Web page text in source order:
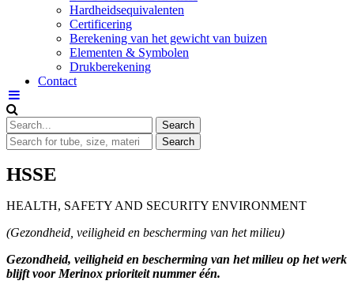
Hardheidsequivalenten
Certificering
Berekening van het gewicht van buizen
Elementen & Symbolen
Drukberekening
Contact
HSSE
HEALTH, SAFETY AND SECURITY ENVIRONMENT
(Gezondheid, veiligheid en bescherming van het milieu)
Gezondheid, veiligheid en bescherming van het milieu op het werk
blijft voor Merinox prioriteit nummer één.